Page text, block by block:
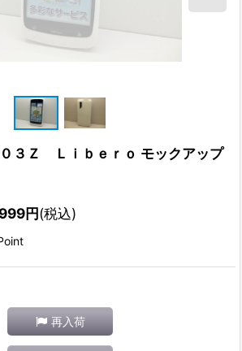
３Ｚ Ｌｉｂｅｒｏ モックアップ
999円(税込)
再入荷